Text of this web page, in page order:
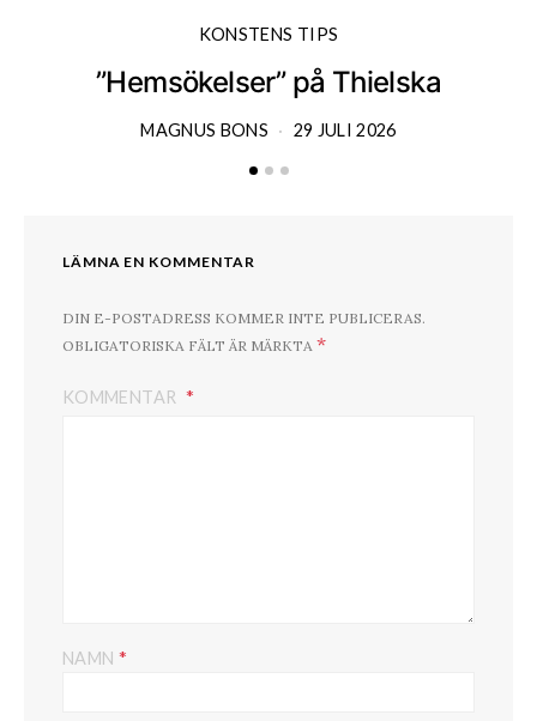
KONSTENS TIPS
”Hemsökelser” på Thielska
MAGNUS BONS 29 JULI 2026
LÄMNA EN KOMMENTAR
DIN E-POSTADRESS KOMMER INTE PUBLICERAS.
OBLIGATORISKA FÄLT ÄR MÄRKTA *
KOMMENTAR
NAMN *